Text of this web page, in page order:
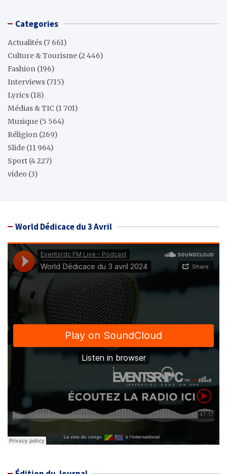
Categories
Actualités (7 661)
Culture & Tourisme (2 446)
Fashion (196)
Interviews (715)
Lyrics (18)
Médias & TIC (1 701)
Musique (5 564)
Réligion (269)
Slide (11 964)
Sport (4 227)
video (3)
World Dédicace du 3 Avril